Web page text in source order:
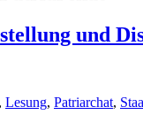
und
, Lesung, Patriarchat,